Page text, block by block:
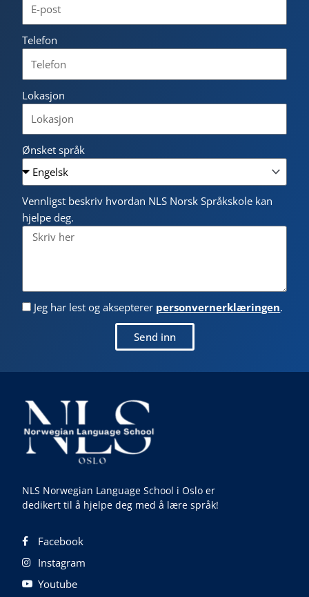
Telefon
Lokasjon
Ønsket språk
Vennligst beskriv hvordan NLS Norsk Språkskole kan
hjelpe deg.
Jeg har lest og aksepterer personvernerklæringen.
Send inn
NLS Norwegian Language School i Oslo er
dedikert til å hjelpe deg med å lære språk!
Facebook
Instagram
Youtube